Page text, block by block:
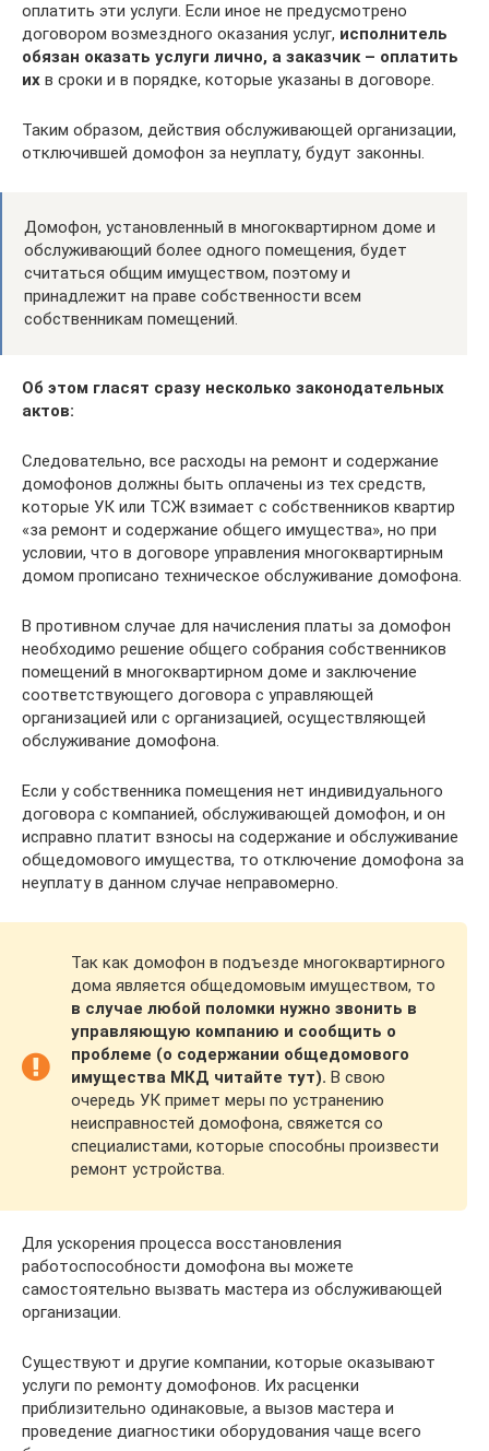
оплатить эти услуги. Если иное не предусмотрено
договором возмездного оказания услуг, исполнитель
обязан оказать услуги лично, а заказчик – оплатить
их в сроки и в порядке, которые указаны в договоре.
Таким образом, действия обслуживающей организации,
отключившей домофон за неуплату, будут законны.
Домофон, установленный в многоквартирном доме и
обслуживающий более одного помещения, будет
считаться общим имуществом, поэтому и
принадлежит на праве собственности всем
собственникам помещений.
Об этом гласят сразу несколько законодательных
актов:
Следовательно, все расходы на ремонт и содержание
домофонов должны быть оплачены из тех средств,
которые УК или ТСЖ взимает с собственников квартир
«за ремонт и содержание общего имущества», но при
условии, что в договоре управления многоквартирным
домом прописано техническое обслуживание домофона.
В противном случае для начисления платы за домофон
необходимо решение общего собрания собственников
помещений в многоквартирном доме и заключение
соответствующего договора с управляющей
организацией или с организацией, осуществляющей
обслуживание домофона.
Если у собственника помещения нет индивидуального
договора с компанией, обслуживающей домофон, и он
исправно платит взносы на содержание и обслуживание
общедомового имущества, то отключение домофона за
неуплату в данном случае неправомерно.
Так как домофон в подъезде многоквартирного
дома является общедомовым имуществом, то
в случае любой поломки нужно звонить в
управляющую компанию и сообщить о
проблеме (о содержании общедомового
имущества МКД читайте тут). В свою
очередь УК примет меры по устранению
неисправностей домофона, свяжется со
специалистами, которые способны произвести
ремонт устройства.
Для ускорения процесса восстановления
работоспособности домофона вы можете
самостоятельно вызвать мастера из обслуживающей
организации.
Существуют и другие компании, которые оказывают
услуги по ремонту домофонов. Их расценки
приблизительно одинаковые, а вызов мастера и
проведение диагностики оборудования чаще всего